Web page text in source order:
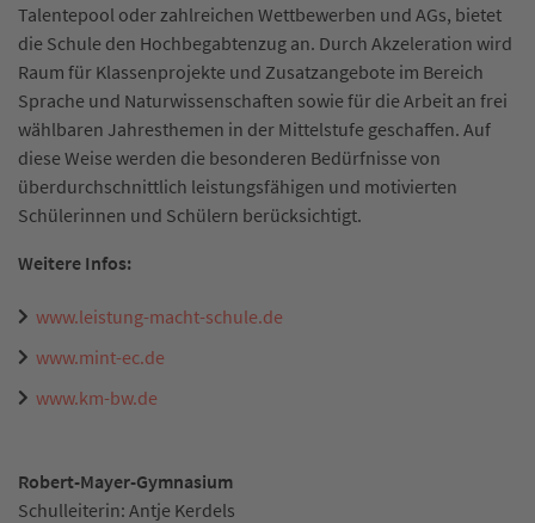
Talentepool oder zahlreichen Wettbewerben und AGs, bietet
die Schule den Hochbegabtenzug an. Durch Akzeleration wird
Raum für Klassenprojekte und Zusatzangebote im Bereich
Sprache und Naturwissenschaften sowie für die Arbeit an frei
wählbaren Jahresthemen in der Mittelstufe geschaffen. Auf
diese Weise werden die besonderen Bedürfnisse von
überdurchschnittlich leistungsfähigen und motivierten
Schülerinnen und Schülern berücksichtigt.
Weitere Infos:
www.leistung-macht-schule.de
www.mint-ec.de
www.km-bw.de
Robert-Mayer-Gymnasium
Schulleiterin: Antje Kerdels